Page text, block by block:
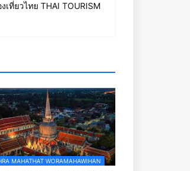
ที่ยวไทย THAI TOURISM
MAHATHAT WORAMAHAWIHAN